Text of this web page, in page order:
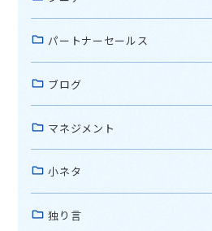
パートナーセールス
ブログ
マネジメント
小ネタ
独り言